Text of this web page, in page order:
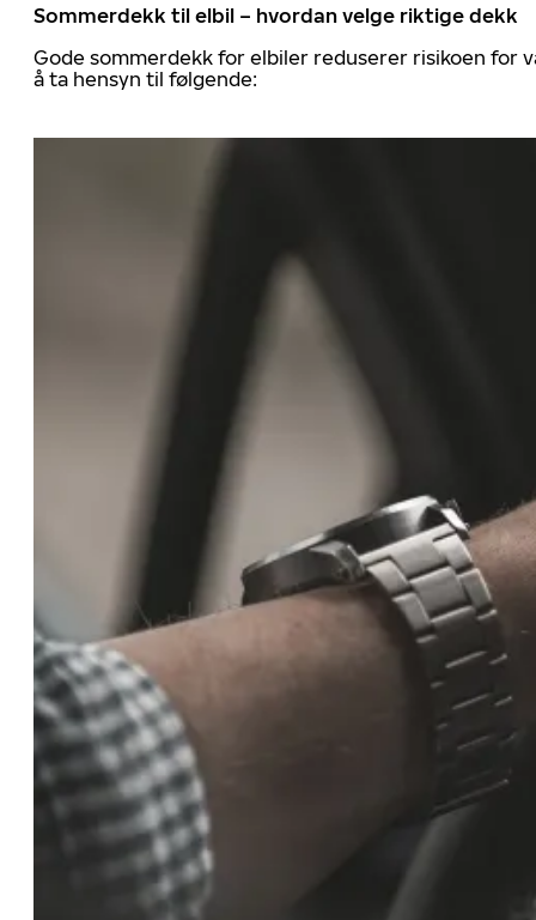
Sommerdekk til elbil – hvordan velge riktige dekk
Gode sommerdekk for elbiler reduserer risikoen for
å ta hensyn til følgende: